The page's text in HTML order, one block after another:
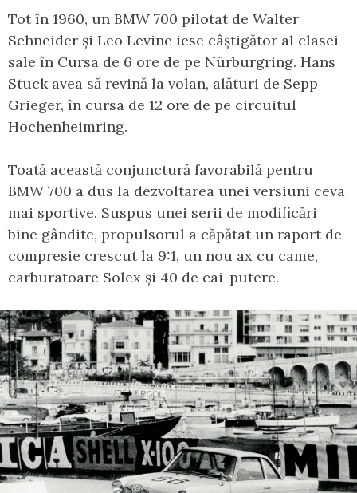
Tot în 1960, un BMW 700 pilotat de Walter
Schneider și Leo Levine iese câștigător al clasei
sale în Cursa de 6 ore de pe Nürburgring. Hans
Stuck avea să revină la volan, alături de Sepp
Grieger, în cursa de 12 ore de pe circuitul
Hochenheimring.
Toată această conjunctură favorabilă pentru
BMW 700 a dus la dezvoltarea unei versiuni ceva
mai sportive. Suspus unei serii de modificări
bine gândite, propulsorul a căpătat un raport de
compresie crescut la 9:1, un nou ax cu came,
carburatoare Solex și 40 de cai-putere.